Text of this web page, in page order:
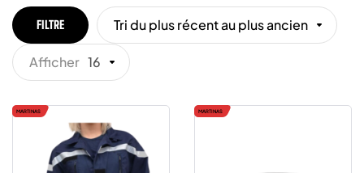
FILTRE Tri du plus récent au plus ancien
Afficher 16
MARTINAS MARTINAS